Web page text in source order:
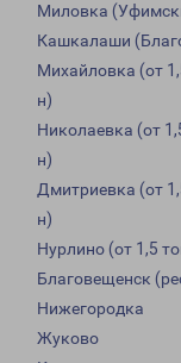
Миловка
Кашкалаши
Михайловка (от
н)
Николаевка (от
н)
Дмитриевка (от
н)
Нурлино (от 1,5
Благовещенск
Нижегородка
Жуково